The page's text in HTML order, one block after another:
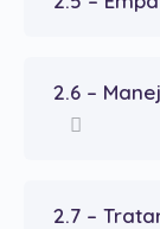
2.6 –
2.7 –